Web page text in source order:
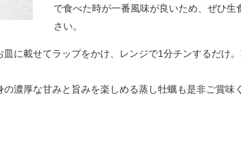
で食べた時が一番風味が良いため、ぜひ生
さい。
に載せてラップをかけ、レンジで1分チンするだけ
濃厚な甘みと旨みを楽しめる蒸し牡蠣も是非ご賞味